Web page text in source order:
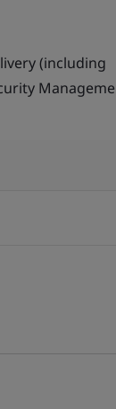
(including